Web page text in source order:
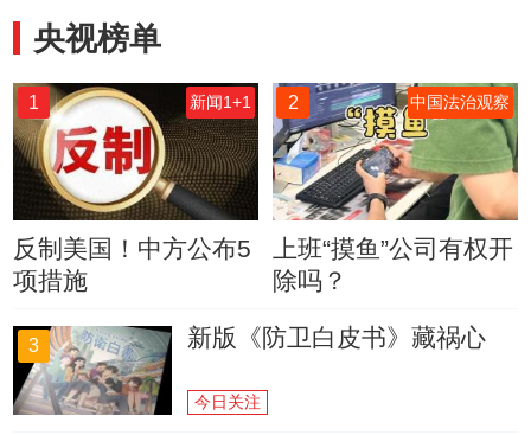
央视榜单
1 新闻1+1
反制美国！中方公布5
项措施
2 中国法治观察
上班“摸鱼”公司有权开
除吗？
3 新版《防卫白皮书》藏祸心
今日关注